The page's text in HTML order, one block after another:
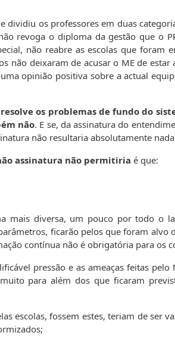
dividiu os professores em duas
revoga o diploma da gestão que o
não reabre as escolas que foram
não deixaram de acusar o ME de estar
opinião positiva sobre a actual
os problemas de fundo do
não. E se, da assinatura do
não resultaria absolutamente
assinatura não permitiria é que:
mais diversa, um pouco por todo o
ficarão pelos que foram alvo
contínua não é obrigatória para os
pressão e as ameaças feitas pelo
para além dos que ficaram
escolas, fossem estes, teriam de ser